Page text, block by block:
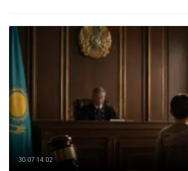
30.07 14:02